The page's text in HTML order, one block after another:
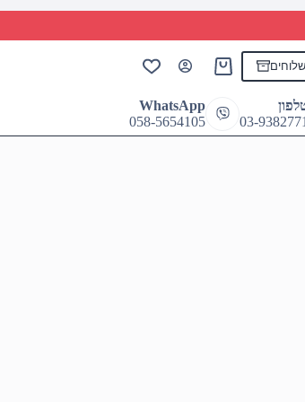
Shopping
03-9382771
WhatsApp
058-5654105